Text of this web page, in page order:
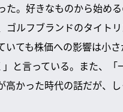
た。好きなものから始め
ゴルフブランドのタイト
ても株価への影響は小さ
と言っている。また、「
高かった時代の話だが、